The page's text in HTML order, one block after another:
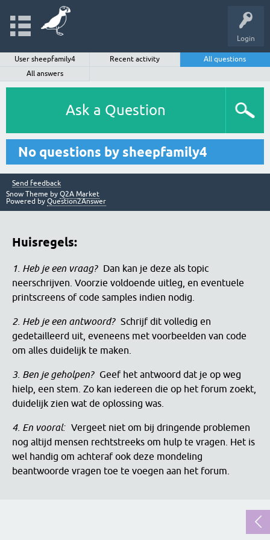
Login
User sheepfamily4 Recent activity
All questions
All answers
Ask a Question
No questions by sheepfamily4
Send feedback
Snow Theme by Q2A Market
Powered by Question2Answer
Huisregels:
1. Heb je een vraag?
Dan kan je deze als topic
neerschrijven. Voorzie voldoende uitleg, en eventuele
printscreens of code samples indien nodig.
2. Heb je een antwoord? Schrijf dit volledig en
gedetailleerd uit, eveneens met voorbeelden van code
om alles duidelijk te maken.
3. Ben je geholpen?
Geef het antwoord dat je op weg
hielp, een stem. Zo kan iedereen die op het forum zoekt,
duidelijk zien wat de oplossing was.
4. En vooral: Vergeet niet om bij dringende problemen
nog altijd mensen rechtstreeks om hulp te vragen. Het is
wel handig om achteraf ook deze mondeling
beantwoorde vragen toe te voegen aan het forum.